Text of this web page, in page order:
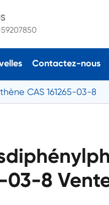
Contactez-nous
CAS 161265-03-8
03-8